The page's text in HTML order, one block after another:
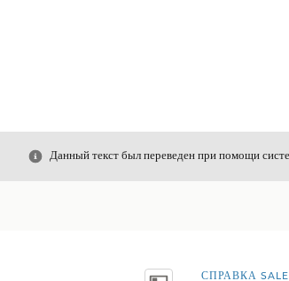
Закрыть
Данный текст был переведен при помощи
СПРАВКА